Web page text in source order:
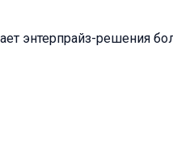
энтерпрайз-решения